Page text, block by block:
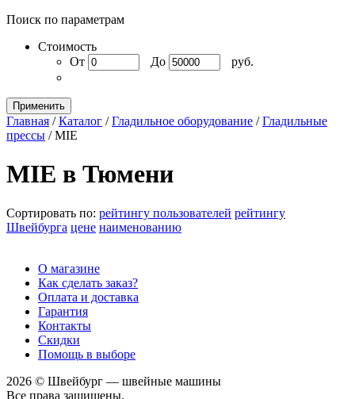
Поиск по параметрам
Стоимость
От
До руб.
Применить
Главная /Каталог /Гладильное оборудование /Гладильные
прессы /MIE
MIE в Тюмени
Сортировать по: рейтингу пользователей рейтингу
Швейбурга цене наименованию
О магазине
Как сделать заказ?
Оплата и доставка
Гарантия
Контакты
Скидки
Помощь в выборе
2026 © Швейбург — швейные машины
Все права защищены.